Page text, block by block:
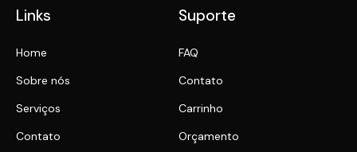
Links
Home
Sobre nós
Serviços
Contato
Suporte
FAQ
Contato
Carrinho
Orçamento